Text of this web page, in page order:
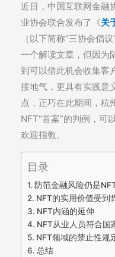
近日，中国互联网金融
业协会联合发布了《关
（以下简称“三协会倡
一个解读文章，但因为
到可以借此机会收集客
接地气，更具有实践意
点，正巧在此期间，杭
NFT“首案”的判例，可
欢迎指教。
目录
防范金融风险仍是
NFT的实用价值受到
NFT内涵的延伸
NFT从业人员符合国
NFT领域的禁止性规
总结